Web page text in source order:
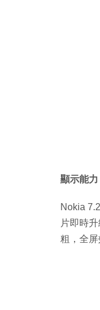
顯示能力
Nokia
片即時
粗，全屏